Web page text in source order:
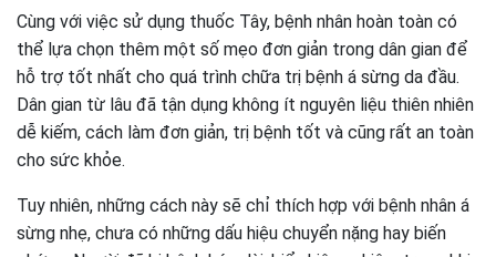
Cùng với việc sử dụng thuốc Tây, bệnh nhân hoàn toàn có
thể lựa chọn thêm một số mẹo đơn giản trong dân gian để
hỗ trợ tốt nhất cho quá trình chữa trị bệnh á sừng da đầu.
Dân gian từ lâu đã tận dụng không ít nguyên liệu thiên nhiên
dễ kiếm, cách làm đơn giản, trị bệnh tốt và cũng rất an toàn
cho sức khỏe.
Tuy nhiên, những cách này sẽ chỉ thích hợp với bệnh nhân á
sừng nhẹ, chưa có những dấu hiệu chuyển nặng hay biến